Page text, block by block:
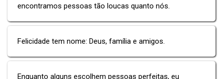
encontramos pessoas tão loucas quanto nós.
Felicidade tem nome: Deus, família e amigos.
Enquanto alguns escolhem pessoas perfeitas, eu